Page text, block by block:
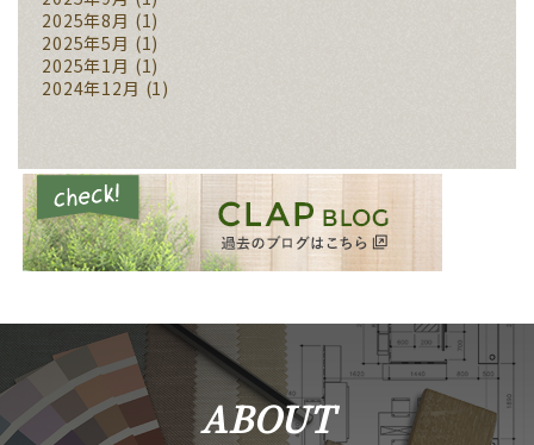
2025年8月 (1)
2025年5月 (1)
2025年1月 (1)
2024年12月 (1)
ABOUT